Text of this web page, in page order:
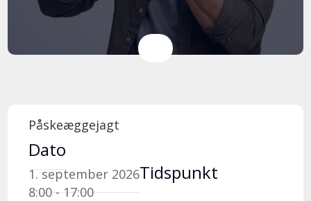
Påskeæggejagt
Dato
1. september 2026Tidspunkt
8:00 - 17:00